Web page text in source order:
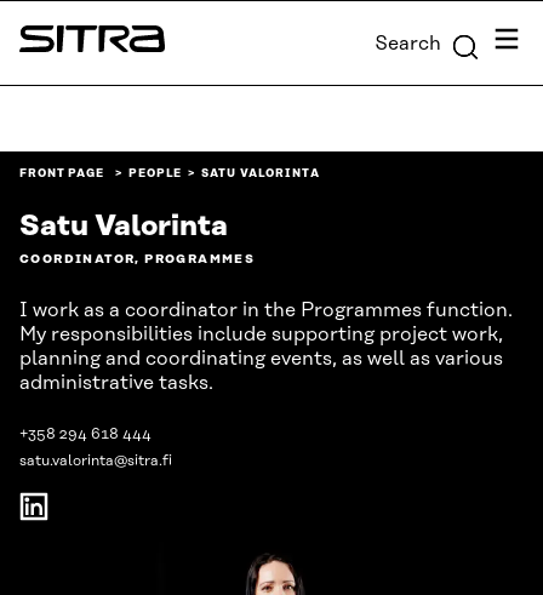
Skip to
content
Sitra Search Menu
FRONT PAGE PEOPLE SATU VALORINTA
Satu Valorinta
COORDINATOR, PROGRAMMES
I work as a coordinator in the Programmes function.
My responsibilities include supporting project work,
planning and coordinating events, as well as various
administrative tasks.
+358 294 618 444
satu.valorinta@sitra.fi